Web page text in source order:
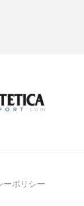
ーポリシー